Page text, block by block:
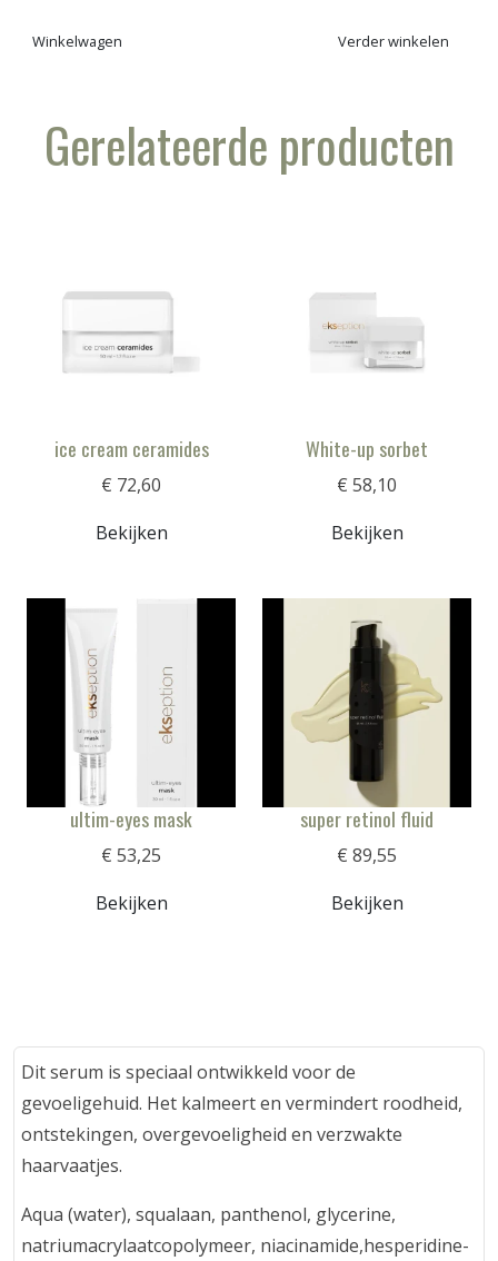
Winkelwagen Verder winkelen
Gerelateerde producten
ice cream ceramides
€ 72,60
Bekijken
White-up sorbet
€ 58,10
Bekijken
ultim-eyes mask
€ 53,25
Bekijken
super retinol fluid
€ 89,55
Bekijken
Dit serum is speciaal ontwikkeld voor de
gevoeligehuid. Het kalmeert en vermindert roodheid,
ontstekingen, overgevoeligheid en verzwakte
haarvaatjes.
Aqua (water), squalaan, panthenol, glycerine,
natriumacrylaatcopolymeer, niacinamide,hesperidine-